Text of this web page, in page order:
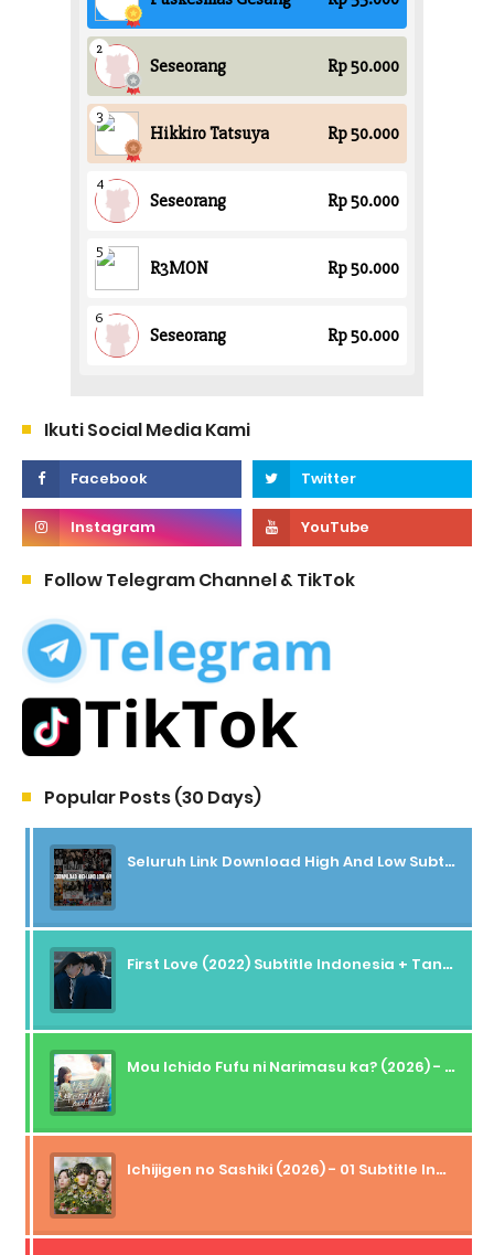
Ikuti Social Media Kami
Follow Telegram Channel & TikTok
Popular Posts (30 Days)
Seluruh Link Download High And Low Subtitle Indonesia
First Love (2022) Subtitle Indonesia + Tanpa Iklan + Streaming + 1080p
Mou Ichido Fufu ni Narimasu ka? (2026) - 01 Subtitle Indonesia
Ichijigen no Sashiki (2026) - 01 Subtitle Indonesia